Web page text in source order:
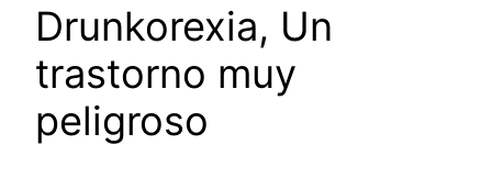
Drunkorexia, Un
trastorno muy
peligroso